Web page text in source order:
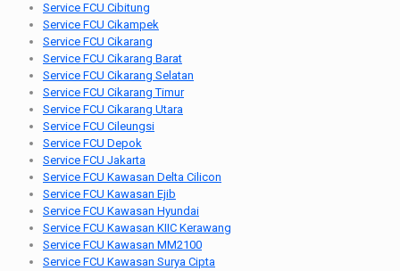
Service FCU Cibitung
Service FCU Cikampek
Service FCU Cikarang
Service FCU Cikarang Barat
Service FCU Cikarang Selatan
Service FCU Cikarang Timur
Service FCU Cikarang Utara
Service FCU Cileungsi
Service FCU Depok
Service FCU Jakarta
Service FCU Kawasan Delta Cilicon
Service FCU Kawasan Ejib
Service FCU Kawasan Hyundai
Service FCU Kawasan KIIC Kerawang
Service FCU Kawasan MM2100
Service FCU Kawasan Surya Cipta